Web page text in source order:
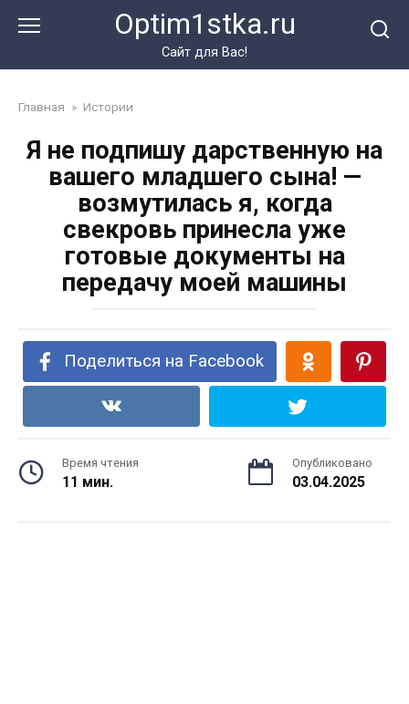
Optim1stka.ru
Сайт для Вас!
Главная » Истории
Я не подпишу дарственную на
вашего младшего сына! —
возмутилась я, когда
свекровь принесла уже
готовые документы на
передачу моей машины
Поделиться на Facebook
Время чтения
11 мин.
Опубликовано
03.04.2025